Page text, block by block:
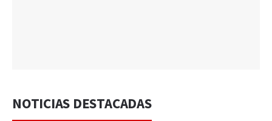
NOTICIAS DESTACADAS